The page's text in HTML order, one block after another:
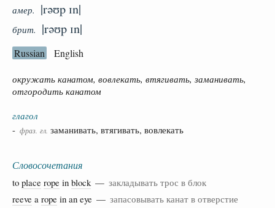
амер. |rəʊp ɪn|
брит. |rəʊp ɪn|
Russian English
окружать канатом, вовлекать, втягивать, заманивать,
отгородить канатом
глагол
- фраз. гл. заманивать, втягивать, вовлекать
Словосочетания
to place rope in block— закладывать трос в блок
reeve a rope in an eye — запасовывать канат в отверстие